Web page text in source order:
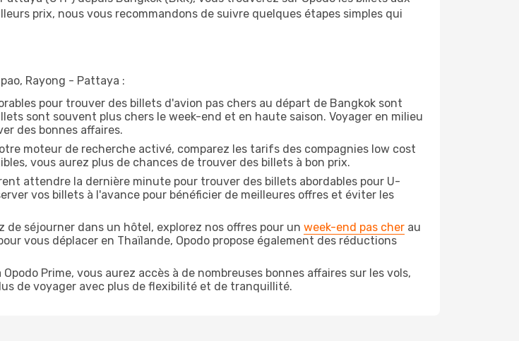
prix, nous vous recommandons de suivre quelques étapes simples qui
Rayong - Pattaya :
pour trouver des billets d'avion pas chers au départ de Bangkok sont
sont souvent plus chers le week-end et en haute saison. Voyager en milieu
des bonnes affaires.
moteur de recherche activé, comparez les tarifs des compagnies low cost
vous aurez plus de chances de trouver des billets à bon prix.
attendre la dernière minute pour trouver des billets abordables pour U-
vos billets à l'avance pour bénéficier de meilleures offres et éviter les
de séjourner dans un hôtel, explorez nos offres pour un week-end pas cher au
vous déplacer en Thaïlande, Opodo propose également des réductions
Prime, vous aurez accès à de nombreuses bonnes affaires sur les vols,
de voyager avec plus de flexibilité et de tranquillité.